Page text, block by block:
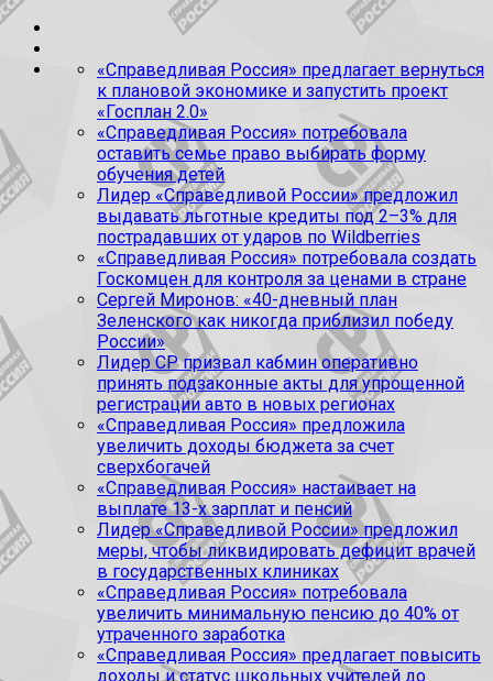
«Справедливая Россия» предлагает вернуться
к плановой экономике и запустить проект
«Госплан 2.0»
«Справедливая Россия» потребовала
оставить семье право выбирать форму
обучения детей
Лидер «Справедливой России» предложил
выдавать льготные кредиты под 2–3% для
пострадавших от ударов по Wildberries
«Справедливая Россия» потребовала создать
Госкомцен для контроля за ценами в стране
Сергей Миронов: «40-дневный план
Зеленского как никогда приблизил победу
России»
Лидер СР призвал кабмин оперативно
принять подзаконные акты для упрощенной
регистрации авто в новых регионах
«Справедливая Россия» предложила
увеличить доходы бюджета за счет
сверхбогачей
«Справедливая Россия» настаивает на
выплате 13-х зарплат и пенсий
Лидер «Справедливой России» предложил
меры, чтобы ликвидировать дефицит врачей
в государственных клиниках
«Справедливая Россия» потребовала
увеличить минимальную пенсию до 40% от
утраченного заработка
«Справедливая Россия» предлагает повысить
доходы и статус школьных учителей до